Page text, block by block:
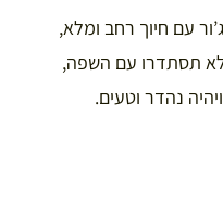
עם חיוך רחב ומלא,
תסתדרו עם השפה,
נהדר וטעים.